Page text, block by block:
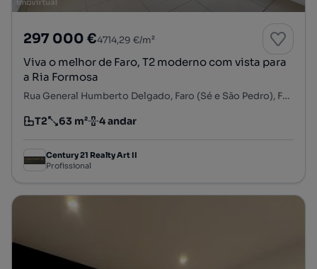
297 000 €4714,29 €/m²
Viva o melhor de Faro, T2 moderno com vista para
a Ria Formosa
Rua General Humberto Delgado, Faro (Sé e São Pedro), Faro, Faro
Tipologia
T2
Preço por metro quadrado
63 m²
Andar 4 andar
Century 21 Realty Art II
Profissional